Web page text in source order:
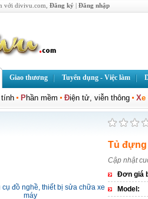
với divivu.com, Đăng ký | Đăng nhập
Giao thương Tuyển dụng - Việc làm
Phần mềm Điện tử, viễn thông Xe
Tủ đựng
Cập nhật
Đơn giá
Model: